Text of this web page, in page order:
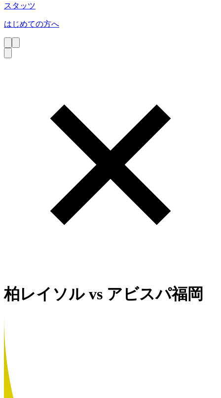
スタッツ
はじめての方へ
柏レイソルvs アビスパ福岡